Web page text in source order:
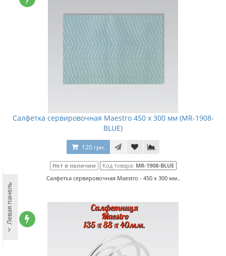
Салфетка сервировочная Maestro 450 x 300 мм (MR-1908-
BLUE)
120 грн.
Нет в наличии Код товара: MR-1908-BLUE
Салфетка сервировочная Maestro - 450 x 300 мм..
Левая панель